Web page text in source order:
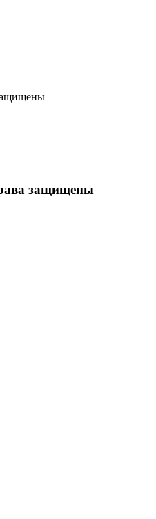
защищены